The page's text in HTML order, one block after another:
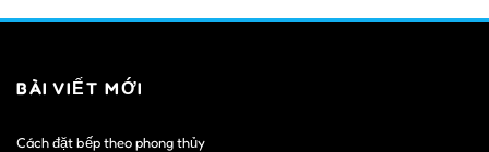
BÀI VIẾT MỚI
Cách đặt bếp theo phong thủy